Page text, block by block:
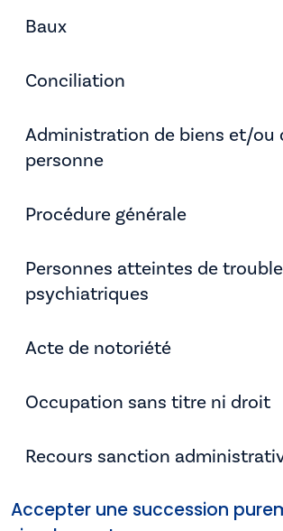
Baux
Conciliation
Administration de biens et/ou
personne
Procédure générale
Personnes atteintes de
psychiatriques
Acte de notoriété
Occupation sans titre ni droit
Recours sanction
Accepter une succession